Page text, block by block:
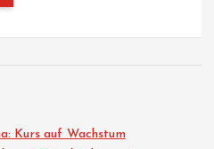
Kurs auf Wachstum